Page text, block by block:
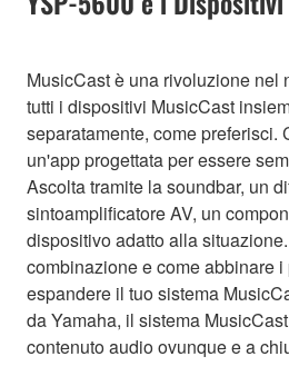
MusicCast è una rivoluzione nel
tutti i dispositivi MusicCast
separatamente, come preferisci.
un'app progettata per essere
Ascolta tramite la soundbar, un
sintoamplificatore AV, un
dispositivo adatto alla
combinazione e come abbinare
espandere il tuo sistema
da Yamaha, il sistema
contenuto audio ovunque e a